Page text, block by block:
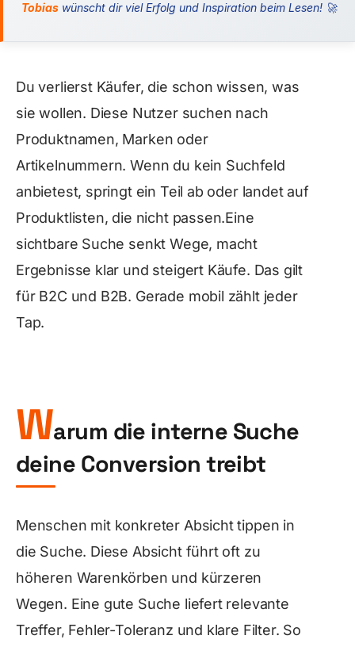
Tobias wünscht dir viel Erfolg und Inspiration beim Lesen! 🚀
Du verlierst Käufer, die schon wissen, was
sie wollen. Diese Nutzer suchen nach
Produktnamen, Marken oder
Artikelnummern. Wenn du kein Suchfeld
anbietest, springt ein Teil ab oder landet auf
Produktlisten, die nicht passen.Eine
sichtbare Suche senkt Wege, macht
Ergebnisse klar und steigert Käufe. Das gilt
für B2C und B2B. Gerade mobil zählt jeder
Tap.
Warum die interne Suche
deine Conversion treibt
Menschen mit konkreter Absicht tippen in
die Suche. Diese Absicht führt oft zu
höheren Warenkörben und kürzeren
Wegen. Eine gute Suche liefert relevante
Treffer, Fehler-Toleranz und klare Filter. So